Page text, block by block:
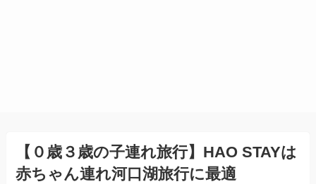
【０歳３歳の子連れ旅行】HAO STAYは
赤ちゃん連れ河口湖旅行に最適